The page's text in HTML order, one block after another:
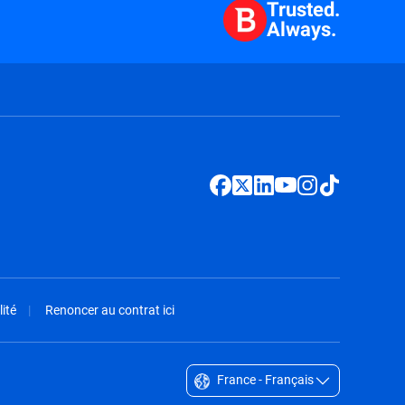
Trusted.
Always.
Renoncer au contrat ici
France - Français